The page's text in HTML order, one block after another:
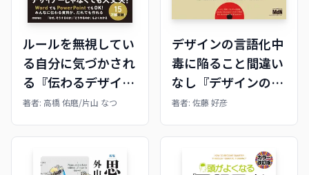
ルールを無視してい
る自分に気づかされ
る『伝わるデザイン
の基本』
著者: 高橋 佑磨/片山 なつ
デザインの言語化中
毒に陥ること間違い
なし『デザインの教
室』
著者: 佐藤 好彦